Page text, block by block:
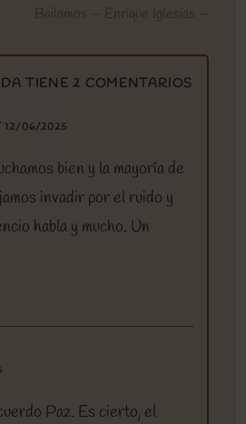
Bailamos – Enrique Iglesias –
TIENE 2 COMENTARIOS
12/06/2025
bien y la mayoría de
invadir por el ruido y
habla y mucho. Un
Paz. Es cierto, el